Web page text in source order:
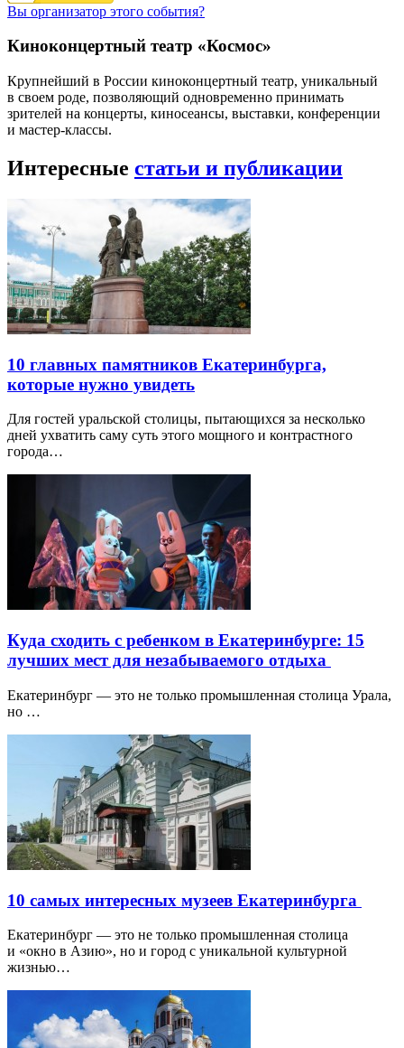
Вы организатор этого события?
Киноконцертный театр «Космос»
Крупнейший в России киноконцертный театр, уникальный
в своем роде, позволяющий одновременно принимать
зрителей на концерты, киносеансы, выставки, конференции
и мастер-классы.
Интересные статьи и публикации
10 главных памятников Екатеринбурга,
которые нужно увидеть
Для гостей уральской столицы, пытающихся за несколько
дней ухватить саму суть этого мощного и контрастного
города…
Куда сходить с ребенком в Екатеринбурге: 15
лучших мест для незабываемого отдыха
Екатеринбург — это не только промышленная столица Урала,
но …
10 самых интересных музеев Екатеринбурга
Екатеринбург — это не только промышленная столица
и «окно в Азию», но и город с уникальной культурной
жизнью…